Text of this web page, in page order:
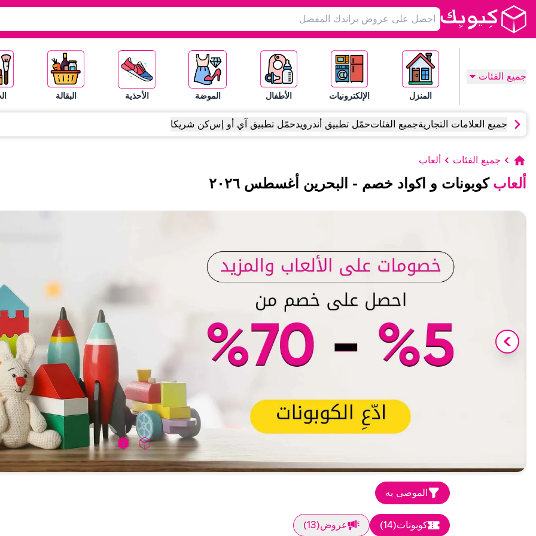
جميع الفئات
المنزل الإلكترونيات الأطفال الموضة الأحذية البقالة
جميع العلامات التجاريةجميع الفئاتحمّل تطبيق أندرويدحمّل تطبيق آي أو إسكن شريكا
جميع الفئات ألعاب
ألعاب كوبونات و اكواد خصم - البحرين أغسطس ٢٠٢٦
الموصى به
كوبونات(
14
) عروض(
13
)